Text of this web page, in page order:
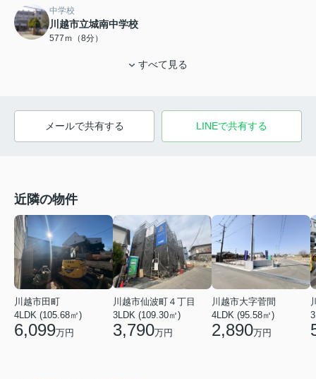
中学校
川越市立城南中学校
577ｍ（8分）
すべて見る
メールで共有する LINEで共有する
近隣の物件
川越市田町
4LDK (105.68㎡)
6,099万円
川越市仙波町４丁目
3LDK (109.30㎡)
3,790万円
川越市大字菅間
4LDK (95.58㎡)
2,890万円